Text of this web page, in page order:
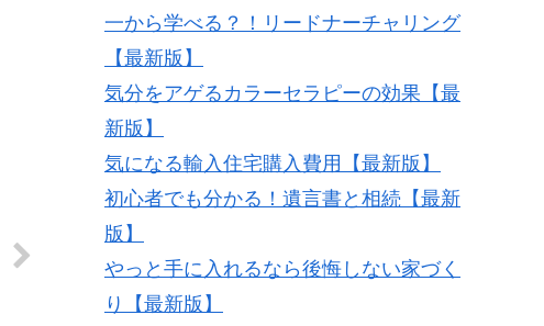
一から学べる？！リードナーチャリング
【最新版】
気分をアゲるカラーセラピーの効果【最
新版】
気になる輸入住宅購入費用【最新版】
初心者でも分かる！遺言書と相続【最新
版】
やっと手に入れるなら後悔しない家づく
り【最新版】